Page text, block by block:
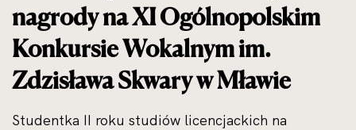
nagrody na XI Ogólnopolskim
Konkursie Wokalnym im.
Zdzisława Skwary w Mławie
Studentka II roku studiów licencjackich na